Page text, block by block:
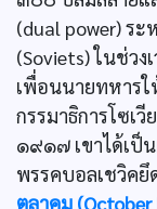
(dual power) ระ
(Soviets) ในช่วง
เพื่อนนายทหาร
กรรมาธิการโซเ
๑๙๑๗ เขาได้เป็
พรรคบอลเชวิคยึ
ตุลาคม